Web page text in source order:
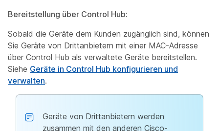
Bereitstellung über Control Hub:
Sobald die Geräte dem Kunden zugänglich sind, können
Sie Geräte von Drittanbietern mit einer MAC-Adresse
über Control Hub als verwaltete Geräte bereitstellen.
Siehe Geräte in Control Hub konfigurieren und
verwalten.
Geräte von Drittanbietern werden
zusammen mit den anderen Cisco-